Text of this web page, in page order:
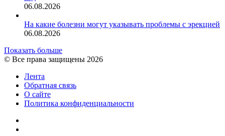
06.08.2026
На какие болезни могут указывать проблемы с эрекцией
06.08.2026
Показать больше
© Все права защищены 2026
Лента
Обратная связь
О сайте
Политика конфиденциальности